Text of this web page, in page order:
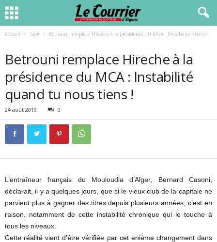
Accueil Spor
Betrouni remplace Hireche à la présidence du MCA : Instabilité quand
...
Betrouni remplace Hireche à la
présidence du MCA : Instabilité
quand tu nous tiens !
24 août 2019 0
L’entraîneur français du Mouloudia d’Alger, Bernard Casoni,
déclarait, il y a quelques jours, que si le vieux club de la capitale ne
parvient plus à gagner des titres depuis plusieurs années, c’est en
raison, notamment de cette instabilité chronique qui le touche à
tous les niveaux.
Cette réalité vient d’être vérifiée par cet enième changement dans